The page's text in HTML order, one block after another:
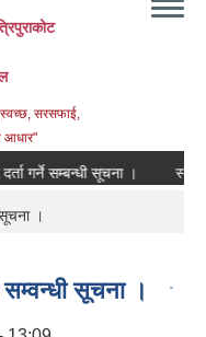
सरसफाई,
आधार"
सम्बन्धी सूचना । स्तरवृद्धि
।
सूचना ।